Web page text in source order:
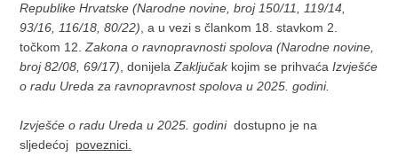
Republike Hrvatske (Narodne novine, broj 150/11, 119/14,
93/16, 116/18, 80/22) , a u vezi s člankom 18. stavkom 2.
točkom 12.Zakona o ravnopravnosti spolova (Narodne novine,
broj 82/08, 69/17) , donijelaZaključakkojim se prihvaćaIzvješće
o radu Ureda za ravnopravnost spolova u 2025. godini.
Izvješće o radu Ureda u 2025. godinidostupno je na
sljedećoj poveznici.